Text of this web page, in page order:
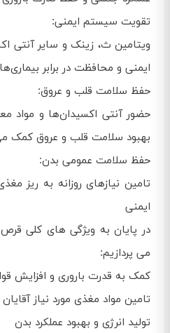
تقویت سیستم ایمنی:
ویتامین ث، زینک و سایر آنتی
ایمنی و محافظت در برابر
حفظ سلامت قلب و عروق:
حضور آنتی اکسیدان‌ها و مواد
بهبود سلامت قلب و عروق کمک
حفظ سلامت عمومی بدن:
تامین نیازهای روزانه به ریز
ایمنی
در پایان به ویژگی های کلی
می پردازیم:
کمک به قدرت باروری و افزایش
تامین مواد مغذی مورد نیاز آقایان
تولید انرژی و بهبود عملکرد بدن